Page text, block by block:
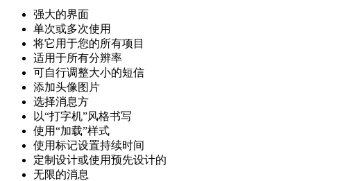
强大的界面
单次或多次使用
将它用于您的所有项目
适用于所有分辨率
可自行调整大小的短信
添加头像图片
选择消息方
以“打字机”风格书写
使用“加载”样式
使用标记设置持续时间
定制设计或使用预先设计的
无限的消息